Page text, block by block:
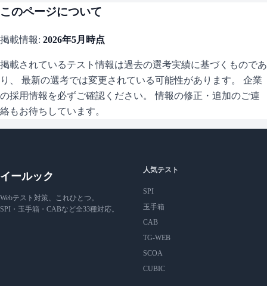
このページについて
掲載情報: 2026年5月 時点
掲載されているテスト情報は過去の選考実績に基づくものであ
り、 最新の選考では変更されている可能性があります。 企業
の採用情報を必ずご確認ください。 情報の修正・追加のご連
絡もお待ちしています。
イールック
Webテスト対策、これひとつ。
SPI・玉手箱・CABなど全33種対応。
人気テスト
SPI
玉手箱
CAB
TG-WEB
SCOA
CUBIC